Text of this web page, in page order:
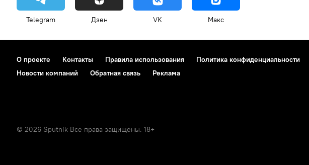
Telegram Дзен VK Макс
О проекте Контакты Правила использования Политика конфиденциальности
Новости компаний
Обратная связь Реклама
© 2026 Sputnik Все права защищены. 18+